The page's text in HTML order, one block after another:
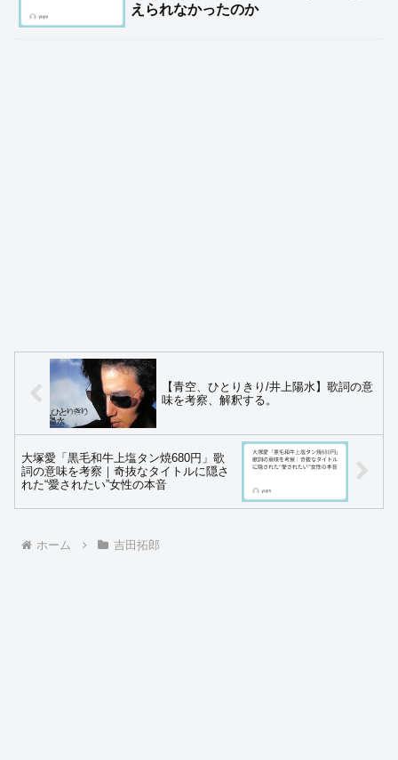
えられなかったのか
【青空、ひとりきり/井上陽水】歌詞の意
味を考察、解釈する。
大塚愛「黒毛和牛上塩タン焼680円」歌
詞の意味を考察｜奇抜なタイトルに隠さ
れた“愛されたい”女性の本音
ホーム 吉田拓郎